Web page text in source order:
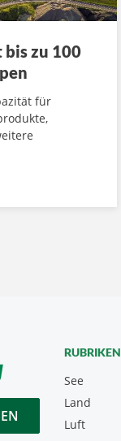
zu 100
für
RUBRIKEN
See
Land
Luft